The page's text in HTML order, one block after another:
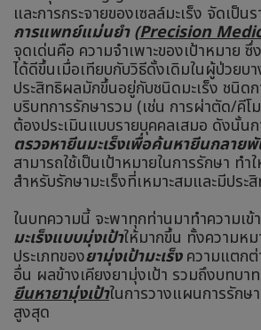
และการกระจายของเซลล์มะเร็ง จัดเป็
การแพทย์แม่นยำ (Precision
จุดเด่นคือ ความจำเพาะของเป้าหมาย ซึ่
ได้ดีขึ้นเมื่อเทียบกับวิธีดั้งเดิมในผู้ป่วยบ
ประสิทธิผลมักขึ้นอยู่กับชนิดมะเร็ง ชนิด
บริบทการรักษารวม (เช่น การผ่าตัด/คี
ต้องประเมินแบบรายบุคคลเสมอ ดังนั้นก
ตรวจหายีนมะเร็งเพื่อค้นหายีนกลายพั
สามารถใช้เป็นเป้าหมายในการรักษา ทำ
สำหรับรักษามะเร็งที่เหมาะสมและมีประ
ในบทความนี้ จะพาทุกท่านมาทำความเข้
มะเร็งแบบมุ่งเป้าให้มากขึ้น ทั้งความห
ประเภทของยามุ่งเป้ามะเร็งความแตกต่
อื่น ผลข้างเคียงยามุ่งเป้า รวมถึงบทบา
ยีนหายามุ่งเป้าในการวางแผนการรักษ
สูงสุด